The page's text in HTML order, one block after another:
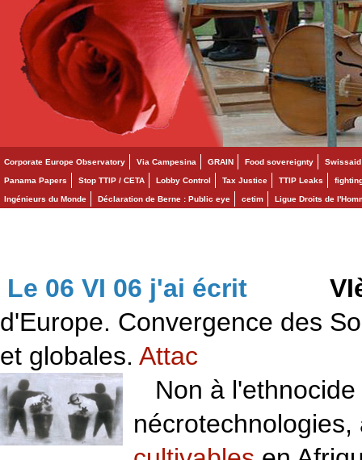
Corporate Europe Observatory Via Campesina GRAIN Food sovereignty Swissaid
Panama Papers Stop TTIP / CETA Lobby Control Tax Justice TTIP Leaks
Ingénieurs du Monde Déclaration de Berne : Public eye cetim Ligue Droits de
Le 06 VI 06 j'ai écrit
d'Europe. Convergence des
et globales. Attac
Non à l'ethnocide